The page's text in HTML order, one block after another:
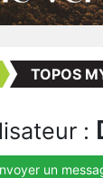
TOPOS
:
un